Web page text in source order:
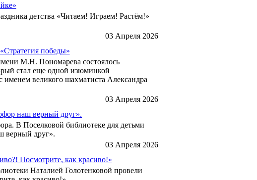
детства «Читаем! Играем! Растём!»
03 Апреля 2026
победы»
М.Н. Пономарева состоялось
стал еще одной изюминкой
великого шахматиста Александра
03 Апреля 2026
наш верный друг».
В Поселковой библиотеке для детьми
верный друг».
03 Апреля 2026
Посмотрите, как красиво!»
Наталией Голотенковой провели